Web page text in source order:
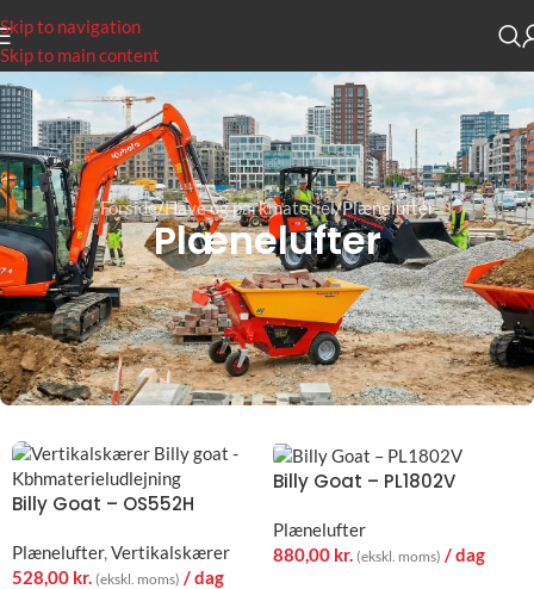
Skip to navigation
Skip to main content
Forside Have og parkmateriel Plænelufter
Plænelufter
Billy Goat – OS552H
Plænelufter,Vertikalskærer
528,00 kr. (ekskl. moms) / dag
Billy Goat – PL1802V
Plænelufter
880,00 kr. (ekskl. moms) / dag